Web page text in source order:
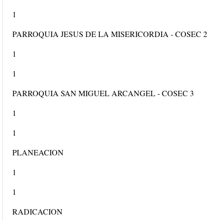
1
PARROQUIA JESUS DE LA MISERICORDIA - COSEC 2
1
1
PARROQUIA SAN MIGUEL ARCANGEL - COSEC 3
1
1
PLANEACION
1
1
RADICACION